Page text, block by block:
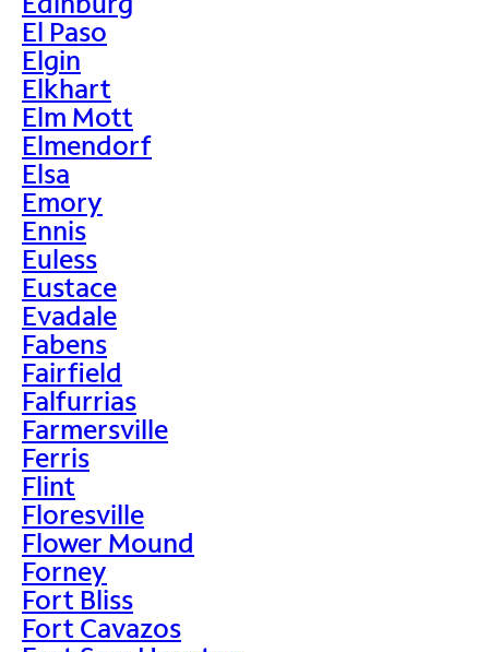
El Paso
Elgin
Elkhart
Elm Mott
Elmendorf
Elsa
Emory
Ennis
Euless
Eustace
Evadale
Fabens
Fairfield
Falfurrias
Farmersville
Ferris
Flint
Floresville
Flower Mound
Forney
Fort Bliss
Fort Cavazos